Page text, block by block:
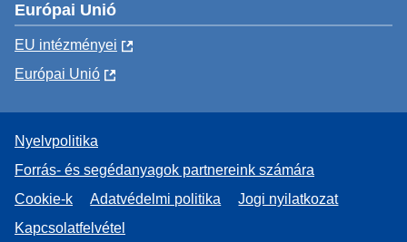
Európai Unió
EU intézményei
Európai Unió
Nyelvpolitika
Forrás- és segédanyagok partnereink számára
Cookie-k
Adatvédelmi politika
Jogi nyilatkozat
Kapcsolatfelvétel